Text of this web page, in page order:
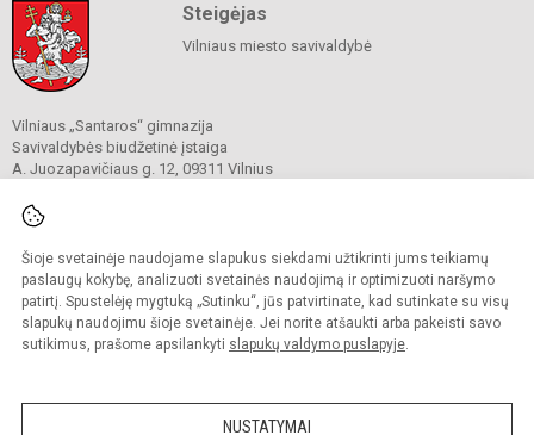
Šioje svetainėje naudojame slapukus siekdami užtikrinti jums teikiamų
paslaugų kokybę, analizuoti svetainės naudojimą ir optimizuoti naršymo
patirtį. Spustelėję mygtuką „Sutinku“, jūs patvirtinate, kad sutinkate su visų
slapukų naudojimu šioje svetainėje. Jei norite atšaukti arba pakeisti savo
sutikimus, prašome apsilankyti slapukų valdymo puslapyje.
NUSTATYMAI
Steigėjas
Vilniaus miesto savivaldybė
Vilniaus „Santaros“ gimnazija
Savivaldybės biudžetinė įstaiga
A. Juozapavičiaus g. 12, 09311 Vilnius
El. p.
Duomenys kaupiami ir saugomi
Juridinių asmenų registre
Įmonės kodas 304089960
Kopijuoti turinį be raštiško gimnazijos sutikimo griežtai draudžiama.